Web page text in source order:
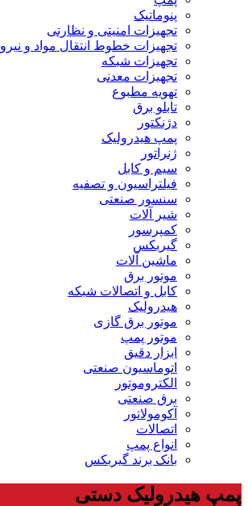
پنوماتیک
تجهیزات امنیتی و نظارتی
تجهیزات خطوط انتقال مواد و نیرو
تجهیزات شبکه
تجهیزات معدنی
تهویه مطبوع
تابلو برق
دژنکتور
پمپ هیدرولیک
ژنراتور
سیم و کابل
فیلتراسیون و تصفیه
سنسور صنعتی
شیر آلات
کمپرسور
گیربکس
ماشین آلات
موتور برق
کابل و اتصالات شبکه
هیدرولیک
موتور برق گازی
موتور پمپ
ابزار دقیق
اتوماسیون صنعتی
الکتروموتور
برق صنعتی
آکومولاتور
اتصالات
انواع پمپ
بانک برند گیربکس
پمپ هیدرولیک دستی